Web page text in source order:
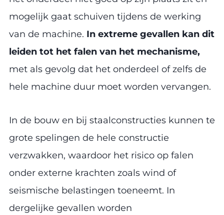
mogelijk gaat schuiven tijdens de werking
van de machine. In extreme gevallen kan dit
leiden tot het falen van het mechanisme,
met als gevolg dat het onderdeel of zelfs de
hele machine duur moet worden vervangen.
In de bouw en bij staalconstructies kunnen te
grote spelingen de hele constructie
verzwakken, waardoor het risico op falen
onder externe krachten zoals wind of
seismische belastingen toeneemt. In
dergelijke gevallen worden